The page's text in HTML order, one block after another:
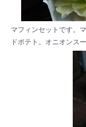
マフィンセットです。
ドポテト。オニオンスー